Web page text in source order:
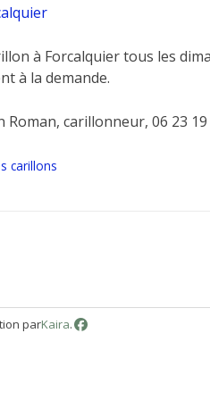
à Forcalquier tous les
à la demande.
Roman, carillonneur, 06 23 19
carillons
parKaira.